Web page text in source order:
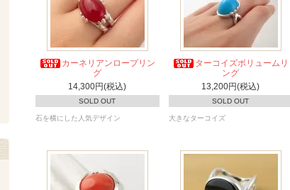
カーネリアンロープリン
グ
14,300円(税込)
SOLD OUT
石を横にした人気デザイン
ターコイズボリュームリ
ング
13,200円(税込)
SOLD OUT
大きなターコイズ